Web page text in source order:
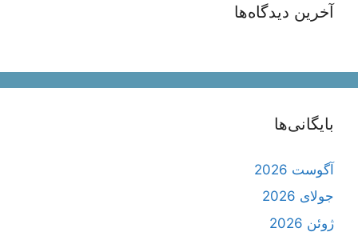
آخرین دیدگاه‌ها
بایگانی‌ها
آگوست 2026
جولای 2026
ژوئن 2026